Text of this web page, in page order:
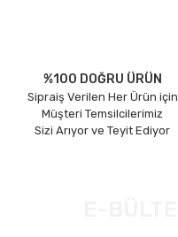
%100 DOĞRU ÜRÜN
Sipraiş Verilen Her Ürün için
Müşteri Temsilcilerimiz
Sizi Arıyor ve Teyit Ediyor